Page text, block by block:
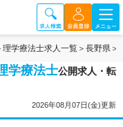
理学療法士求人一覧 長野県
学療法士公開求人・転
2026年08月07日(金)更新